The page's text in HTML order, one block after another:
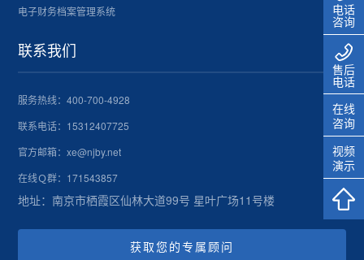
电子财务档案管理系统
联系我们
服务热线：400-700-4928
联系电话： 15312407725
官方邮箱：xe@njby.net
在线Ｑ群：171543857
地址：南京市栖霞区仙林大道99号 星叶广场11号楼
获取您的专属顾问
电话
咨询
售后
电话
在线
咨询
视频
演示